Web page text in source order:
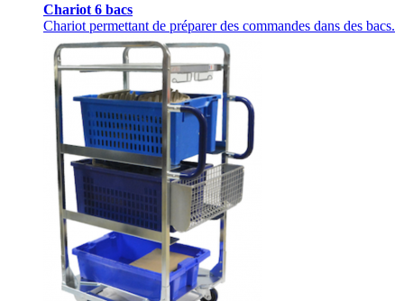
Chariot 6 bacs
Chariot permettant de préparer des commandes dans des bacs.